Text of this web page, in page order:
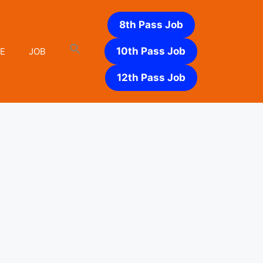
JOB
8th Pass Job
10th Pass Job
12th Pass Job